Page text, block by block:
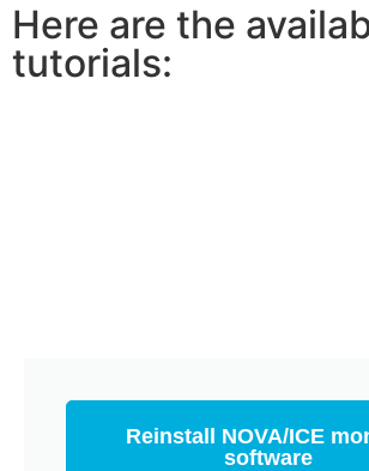
Here are the
tutorials:
Reinstall NOVA/ICE
software